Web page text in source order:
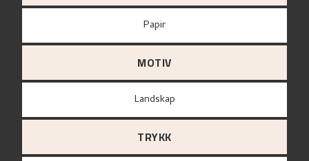
papir
MOTIV
Landskap
TRYKK